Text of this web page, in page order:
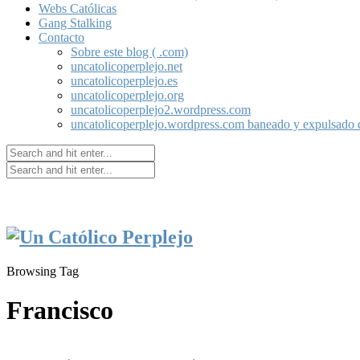
Webs Católicas
Gang Stalking
Contacto
Sobre este blog ( .com)
uncatolicoperplejo.net
uncatolicoperplejo.es
uncatolicoperplejo.org
uncatolicoperplejo2.wordpress.com
uncatolicoperplejo.wordpress.com baneado y expulsado
Browsing Tag
Francisco